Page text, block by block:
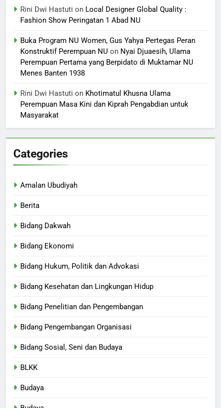
Rini Dwi Hastuti on Local Designer Global Quality :
Fashion Show Peringatan 1 Abad NU
Buka Program NU Women, Gus Yahya Pertegas Peran
Konstruktif Perempuan NU on Nyai Djuaesih, Ulama
Perempuan Pertama yang Berpidato di Muktamar NU
Menes Banten 1938
Rini Dwi Hastuti on Khotimatul Khusna Ulama
Perempuan Masa Kini dan Kiprah Pengabdian untuk
Masyarakat
Categories
Amalan Ubudiyah
Berita
Bidang Dakwah
Bidang Ekonomi
Bidang Hukum, Politik dan Advokasi
Bidang Kesehatan dan Lingkungan Hidup
Bidang Penelitian dan Pengembangan
Bidang Pengembangan Organisasi
Bidang Sosial, Seni dan Budaya
BLKK
Budaya